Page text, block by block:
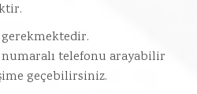
numaralı telefonu arayabilir
geçebilirsiniz.